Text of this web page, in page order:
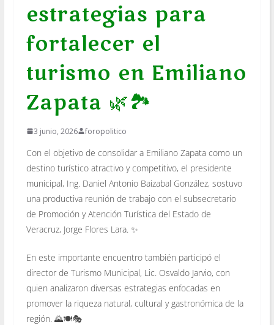
estrategias para
fortalecer el
turismo en Emiliano
Zapata 🌿🏞️
3 junio, 2026 foropolitico
Con el objetivo de consolidar a Emiliano Zapata como un
destino turístico atractivo y competitivo, el presidente
municipal, Ing. Daniel Antonio Baizabal González, sostuvo
una productiva reunión de trabajo con el subsecretario
de Promoción y Atención Turística del Estado de
Veracruz, Jorge Flores Lara. ✨
En este importante encuentro también participó el
director de Turismo Municipal, Lic. Osvaldo Jarvio, con
quien analizaron diversas estrategias enfocadas en
promover la riqueza natural, cultural y gastronómica de la
región. 🌄🍽️🎭